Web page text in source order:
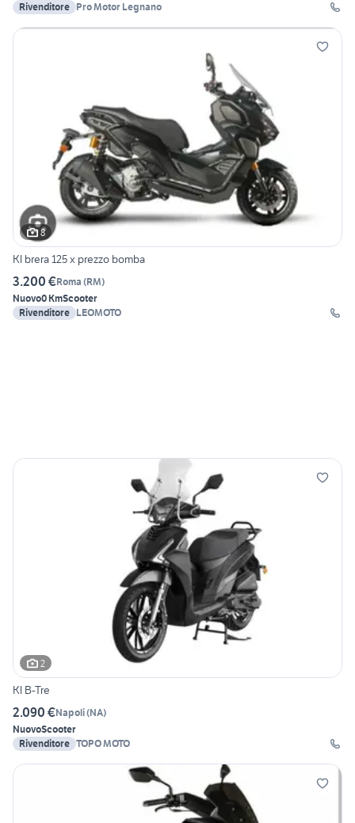
Rivenditore Pro Motor Legnano
8
Kl brera 125 x prezzo bomba
3.200 €Roma (RM)
Nuovo0 KmScooter
Rivenditore LEOMOTO
2
Kl B-Tre
2.090 €Napoli(NA)
NuovoScooter
Rivenditore TOPO MOTO